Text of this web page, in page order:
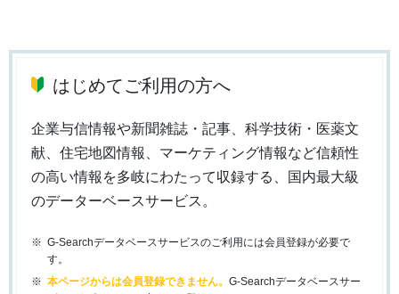
はじめてご利用の方へ
企業与信情報や新聞雑誌・記事、科学技術・医薬文
献、住宅地図情報、マーケティング情報など信頼性
の高い情報を多岐にわたって収録する、国内最大級
のデーターベースサービス。
G-Searchデータベースサービスのご利用には会員登録が必要で
す。
本ページからは会員登録できません。 G-Searchデータベースサー